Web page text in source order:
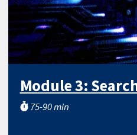
Module 3:
75-90 min